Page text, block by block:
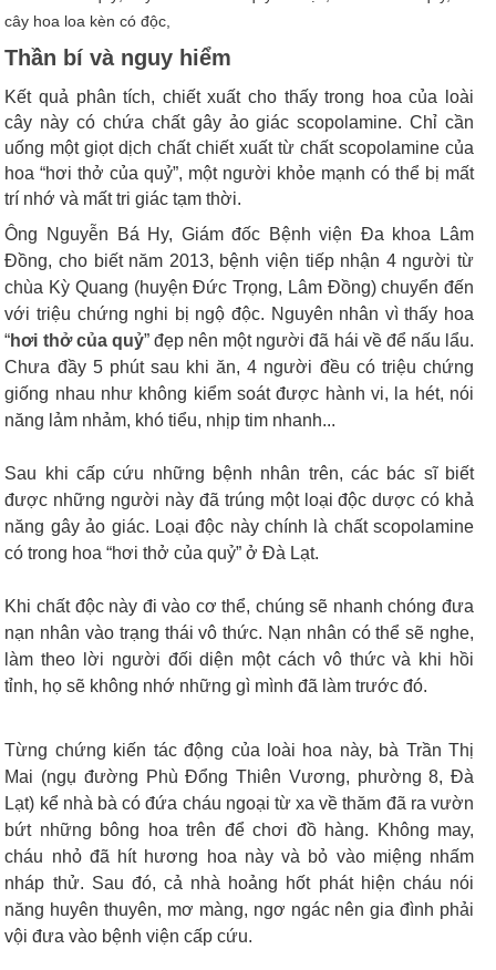
Thần bí và nguy hiểm
Kết quả phân tích, chiết xuất cho thấy trong hoa của loài
cây này có chứa chất gây ảo giác scopolamine. Chỉ cần
uống một giọt dịch chất chiết xuất từ chất scopolamine của
hoa “hơi thở của quỷ”, một người khỏe mạnh có thể bị mất
trí nhớ và mất tri giác tạm thời.
Ông Nguyễn Bá Hy, Giám đốc Bệnh viện Đa khoa Lâm
Đồng, cho biết năm 2013, bệnh viện tiếp nhận 4 người từ
chùa Kỳ Quang (huyện Đức Trọng, Lâm Đồng) chuyển đến
với triệu chứng nghi bị ngộ độc. Nguyên nhân vì thấy hoa
“hơi thở của quỷ” đẹp nên một người đã hái về để nấu lẩu.
Chưa đầy 5 phút sau khi ăn, 4 người đều có triệu chứng
giống nhau như không kiểm soát được hành vi, la hét, nói
năng lảm nhảm, khó tiểu, nhịp tim nhanh...
Sau khi cấp cứu những bệnh nhân trên, các bác sĩ biết
được những người này đã trúng một loại độc dược có khả
năng gây ảo giác. Loại độc này chính là chất scopolamine
có trong hoa “hơi thở của quỷ” ở Đà Lạt.
Khi chất độc này đi vào cơ thể, chúng sẽ nhanh chóng đưa
nạn nhân vào trạng thái vô thức. Nạn nhân có thể sẽ nghe,
làm theo lời người đối diện một cách vô thức và khi hồi
tỉnh, họ sẽ không nhớ những gì mình đã làm trước đó.
Từng chứng kiến tác động của loài hoa này, bà Trần Thị
Mai (ngụ đường Phù Đổng Thiên Vương, phường 8, Đà
Lạt) kể nhà bà có đứa cháu ngoại từ xa về thăm đã ra vườn
bứt những bông hoa trên để chơi đồ hàng. Không may,
cháu nhỏ đã hít hương hoa này và bỏ vào miệng nhấm
nháp thử. Sau đó, cả nhà hoảng hốt phát hiện cháu nói
năng huyên thuyên, mơ màng, ngơ ngác nên gia đình phải
vội đưa vào bệnh viện cấp cứu.